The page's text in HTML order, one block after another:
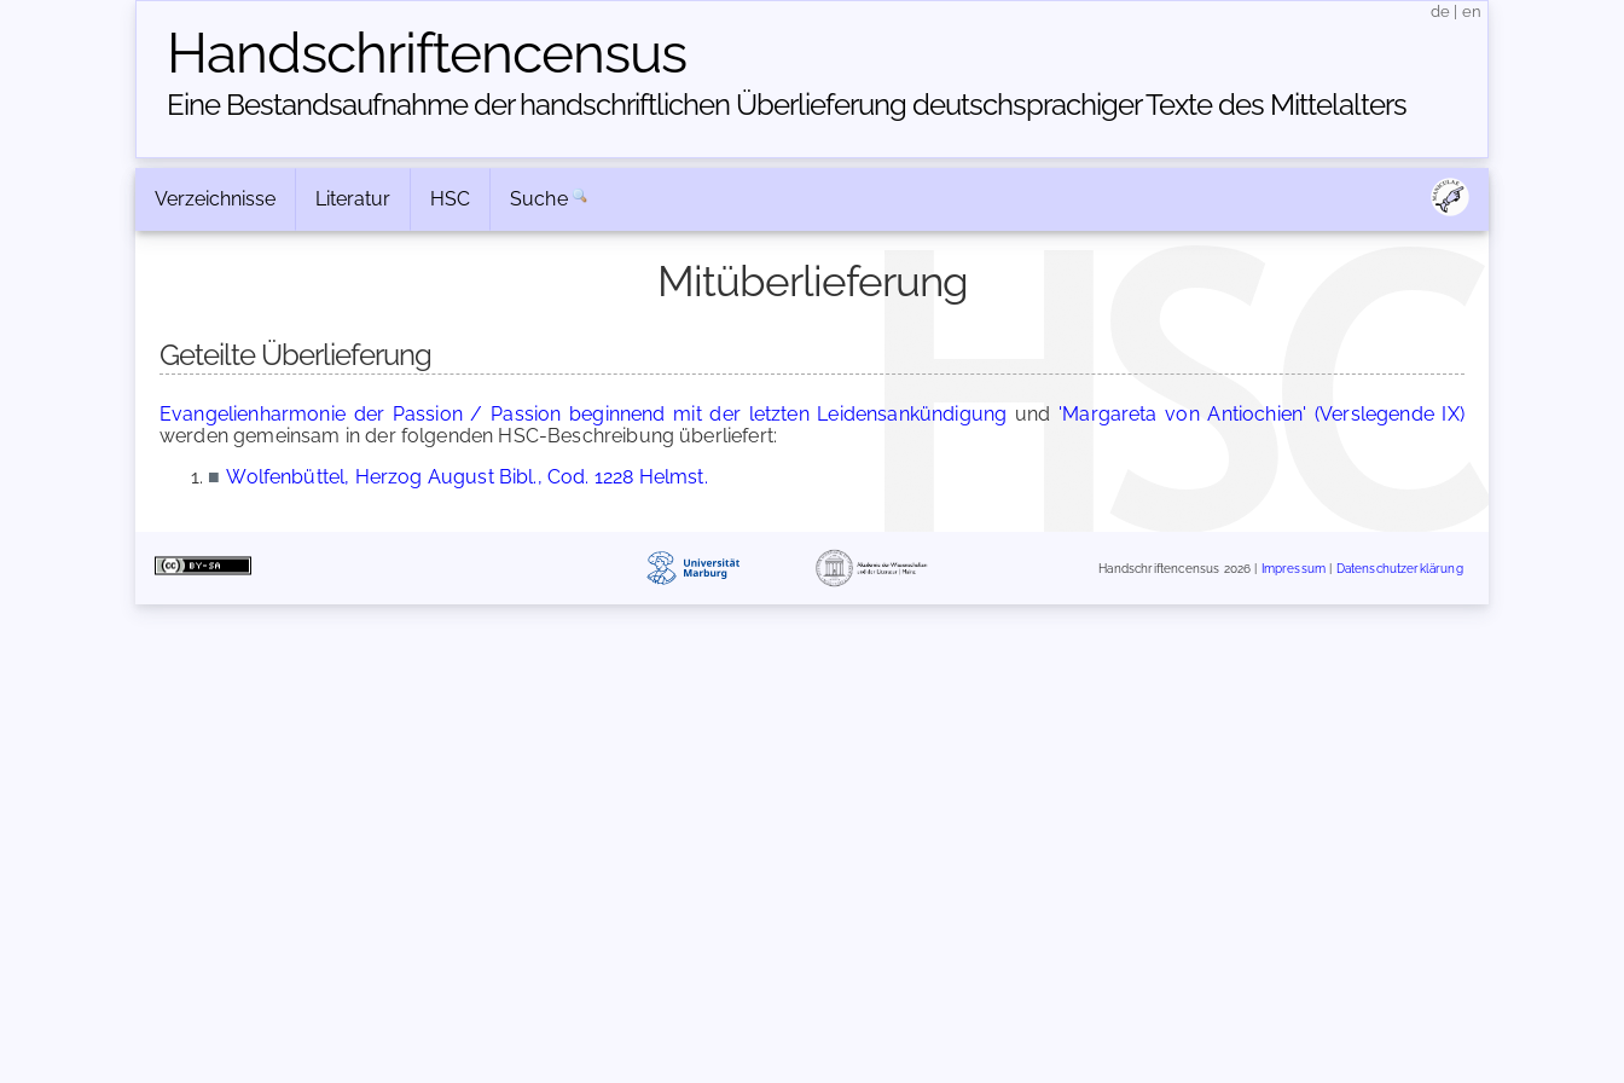
Handschriften­census
Eine Bestandsaufnahme der handschriftlichen Über­lieferung deutschsprachiger Texte des Mittelalters
de en
Verzeichnisse Literatur HSC Suche
Mitüberlieferung
Geteilte Überlieferung
Evangelienharmonie der Passion / Passion beginnend mit der letzten Leidensankündigung und 'Margareta von Antiochien' (Verslegende IX)
werden gemeinsam in der folgenden HSC-Beschreibung überliefert:
■ Wolfenbüttel, Herzog August Bibl., Cod. 1228 Helmst.
Handschriftencensus 2026 | Impressum Datenschutzerklärung